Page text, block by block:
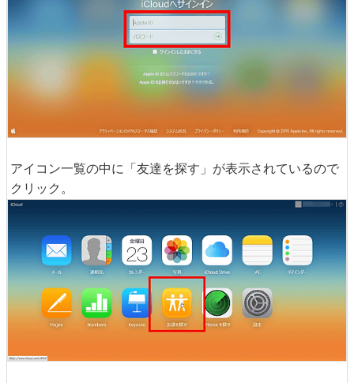
アイコン一覧の中に「友達を探す」が表示されているので
クリック。